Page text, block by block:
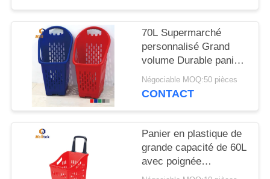
PRIVACY
POLICY
70L Supermarché
personnalisé Grand
volume Durable panier
d'achat Pour le
supermarché
Négociable MOQ:50 pièces
CONTACT
Panier en plastique de
grande capacité de 60L
avec poignée
ergonomique